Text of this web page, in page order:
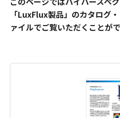
「LuxFlux製品」のカタログ
ァイルでご覧いただくことがで